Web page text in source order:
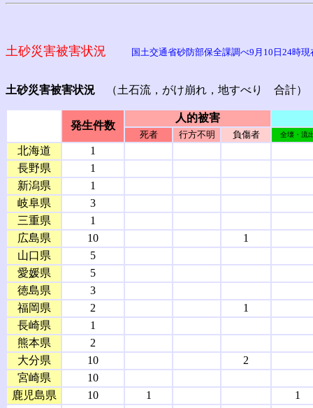
土砂災害被害状況 国土交通省砂防部保全課調べ9月10日24時現
土砂災害被害状況 （土石流，がけ崩れ，地すべり 合計）
発生件数
人的被害
死者 行方不明 負傷者 全壊・流
北海道
1
長野県
1
新潟県
1
岐阜県
3
三重県
1
広島県
10
1
山口県
5
愛媛県
5
徳島県
3
福岡県
2
1
長崎県
1
熊本県
2
大分県
10
2
宮崎県
10
鹿児島県
10 1
1